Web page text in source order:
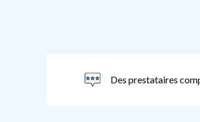
Des prestataires